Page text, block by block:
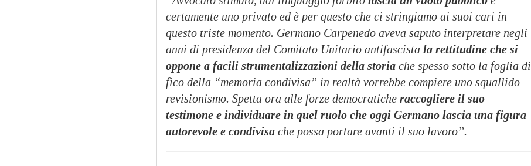
certamente uno privato ed è per questo che ci stringiamo ai suoi cari in
questo triste momento. Germano Carpenedo aveva saputo interpretare negli
anni di presidenza del Comitato Unitario antifascista la rettitudine che si
oppone a facili strumentalizzazioni della storia che spesso sotto la foglia di
fico della “memoria condivisa” in realtà vorrebbe compiere uno squallido
revisionismo. Spetta ora alle forze democratiche raccogliere il suo
testimone e individuare in quel ruolo che oggi Germano lascia una figura
autorevole e condivisa che possa portare avanti il suo lavoro”.